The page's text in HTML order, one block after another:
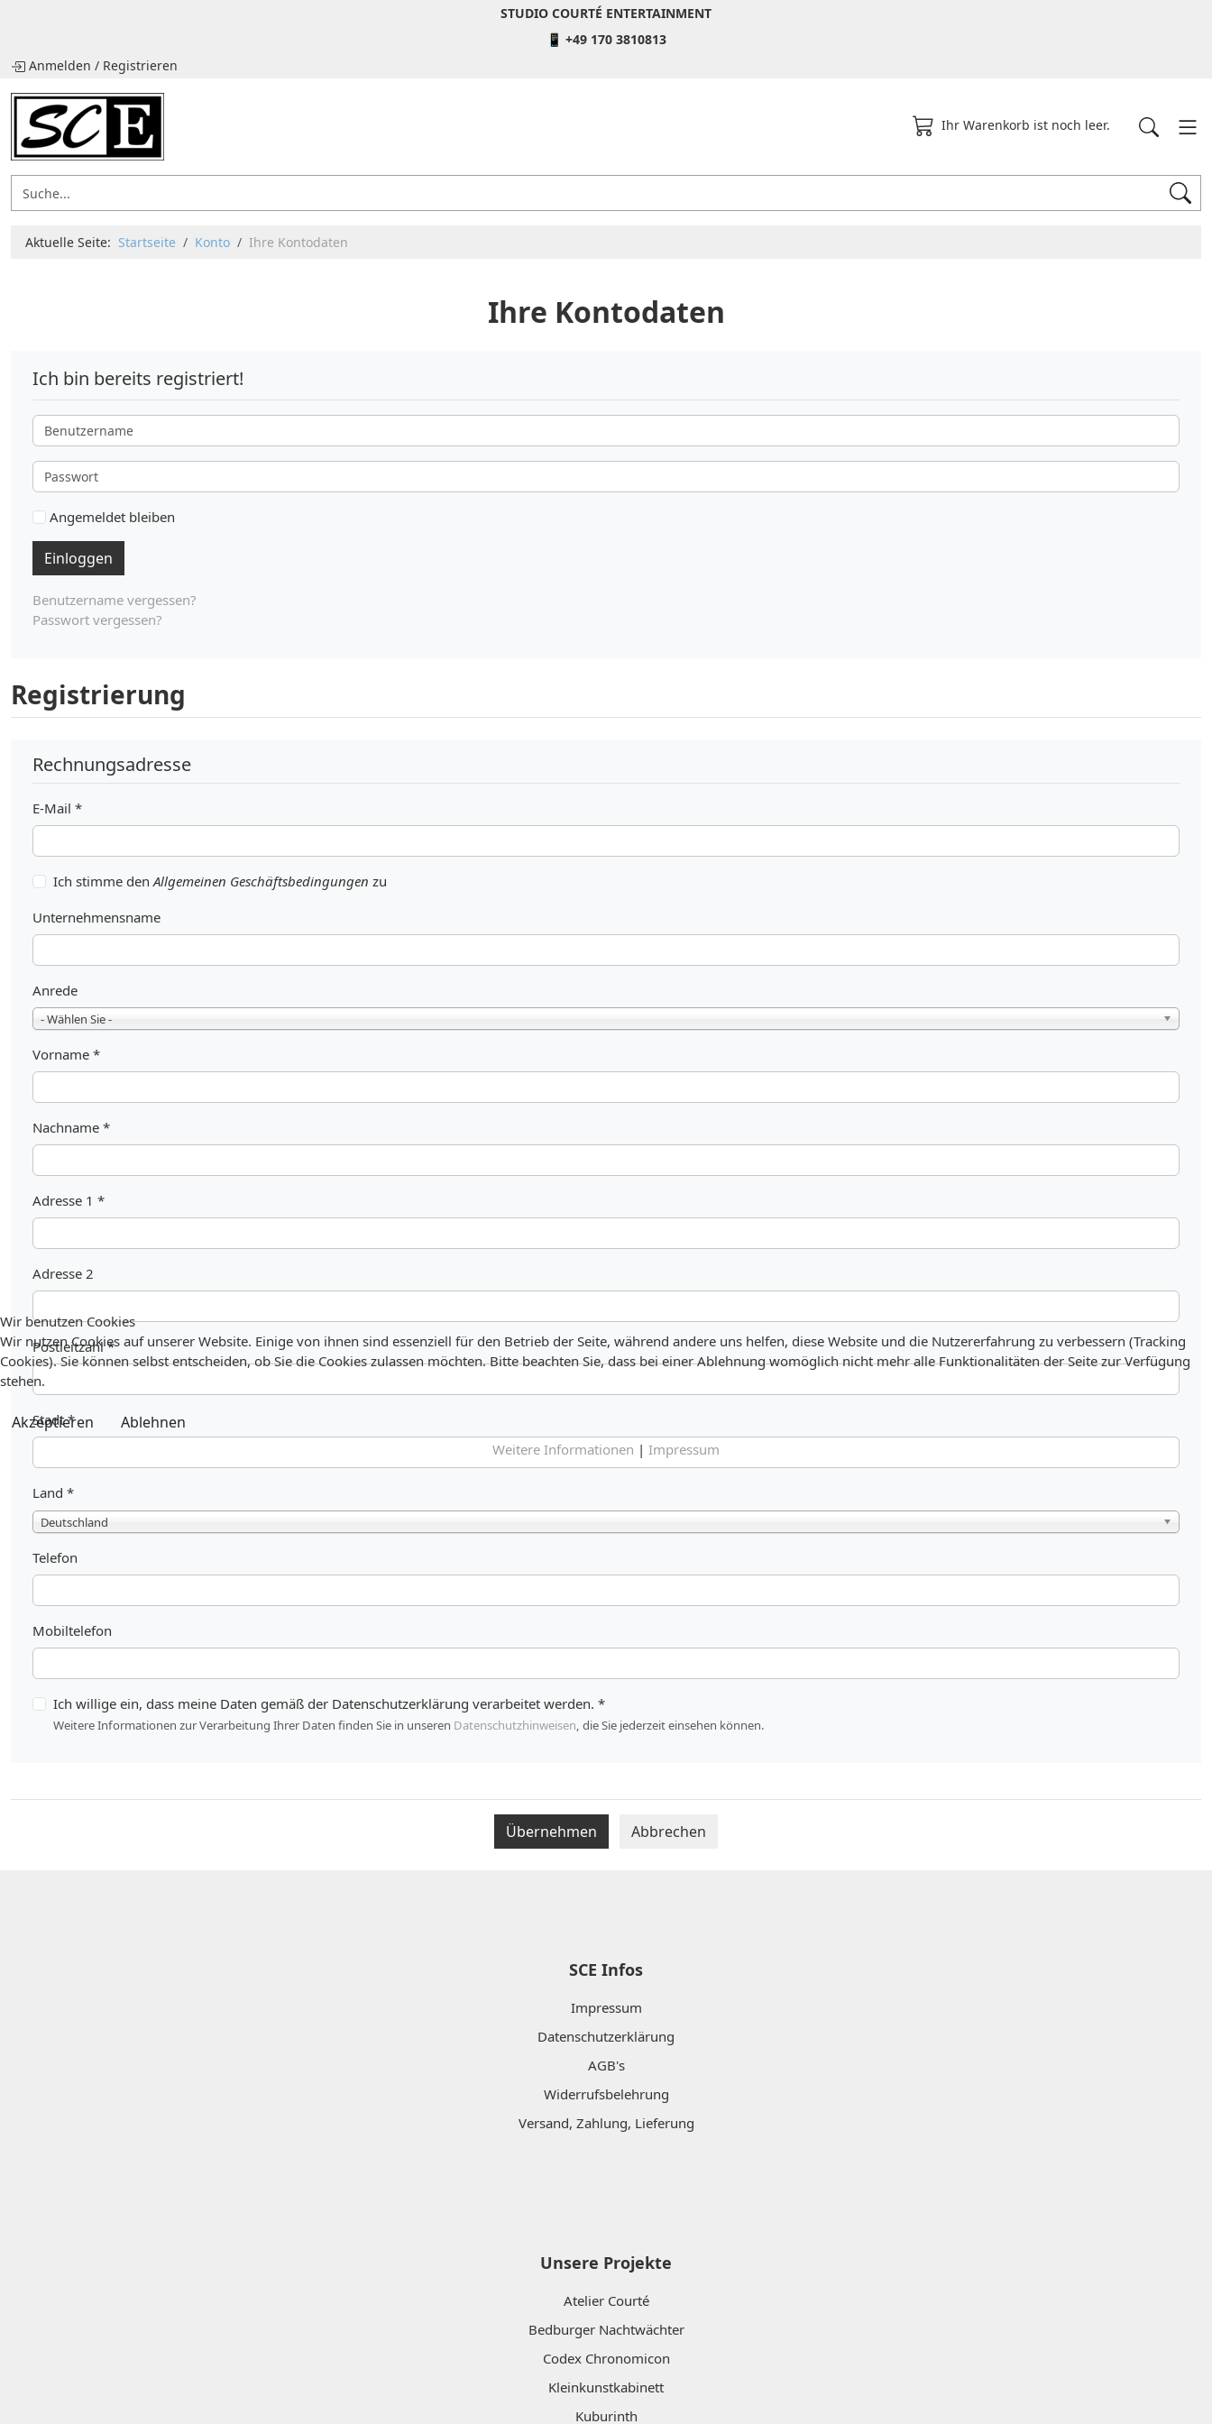
STUDIO COURTÉ ENTERTAINMENT
📱 +49 170 3810813
Anmelden / Registrieren
Ihr Warenkorb ist noch leer.
Aktuelle Seite: Startseite Konto Ihre Kontodaten
Ihre Kontodaten
Ich bin bereits registriert!
Benutzername
Passwort
Angemeldet bleiben
Einloggen
Benutzername vergessen?
Passwort vergessen?
Registrierung
Rechnungsadresse
E-Mail *
Ich stimme denAllgemeinen Geschäftsbedingungen zu
Unternehmensname
Anrede
- Wählen Sie -
Vorname *
Nachname *
Adresse 1 *
Adresse 2
Postleitzahl*
Stadt*
Land *
Deutschland
Telefon
Mobiltelefon
Ich willige ein, dass meine Daten gemäß der Datenschutzerklärung verarbeitet werden. *
Weitere Informationen zur Verarbeitung Ihrer Daten finden Sie in unseren Datenschutzhinweisen, die Sie jederzeit einsehen können.
Übernehmen Abbrechen
SCE Infos
Impressum
Datenschutzerklärung
AGB's
Widerrufsbelehrung
Versand, Zahlung, Lieferung
Unsere Projekte
Atelier Courté
Bedburger Nachtwächter
Codex Chronomicon
Kleinkunstkabinett
Kuburinth
Wir benutzen Cookies
Wir nutzen Cookies auf unserer Website. Einige von ihnen sind essenziell für den Betrieb der Seite, während andere uns helfen, diese Website und die Nutzererfahrung zu verbessern (Tracking
Cookies). Sie können selbst entscheiden, ob Sie die Cookies zulassen möchten. Bitte beachten Sie, dass bei einer Ablehnung womöglich nicht mehr alle Funktionalitäten der Seite zur Verfügung
stehen.
Akzeptieren Ablehnen
Weitere Informationen | Impressum